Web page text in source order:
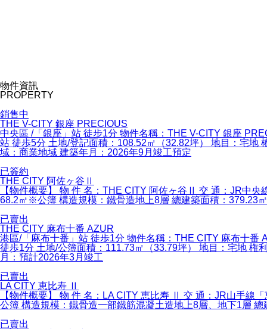
物件資訊
PROPERTY
銷售中
THE V-CITY 銀座 PRECIOUS
中央區 /「銀座」站 徒步1分 物件名稱：THE V-CITY 銀座
站 徒歩5分 土地/登記面積：108.52㎡（32.82坪） 地目：宅地
域：商業地域 建築年月：2026年9月竣工預定
已簽約
THE CITY 阿佐ヶ谷Ⅱ
【物件概要】 物 件 名：THE CITY 阿佐ヶ谷Ⅱ 交 通：JR中
68.2㎡※公簿 構造規模：鐵骨造地上8層 總建築面積：379.23
已賣出
THE CITY 麻布十番 AZUR
港區/「麻布十番」站 徒歩1分 物件名稱：THE CITY 麻布十番
徒歩1分 土地/公簿面積：111.73㎡（33.79坪） 地目：宅地 権
月：預計2026年3月竣工
已賣出
LA CITY 恵比寿 Ⅱ
【物件概要】 物 件 名：LA CITY 恵比寿 Ⅱ 交 通：JR山手
公簿 構造規模：鐵骨造一部鐵筋混凝土造地上8層、地下1層
已賣出